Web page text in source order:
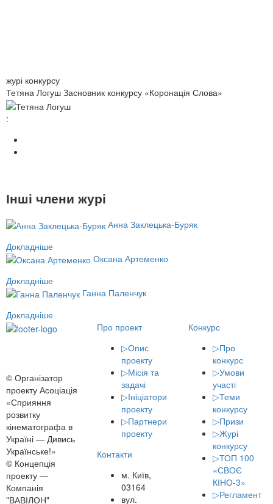
журі конкурсу
Тетяна Логуш Засновник конкурсу «Коронація Слова»
:
Інші члени журі
Анна Заклецька-Буряк
Докладніше
Оксана Артеменко
Докладніше
Ганна Паленчук
Докладніше
© Організатор
проекту Асоціація
«Сприяння
розвитку
кінематографа в
Україні — Дивись
Українське!»
© Концепція
проекту —
Компанія
"ВАВІЛОН"
Про проект
▷Опис
проекту
▷Місія та
задачі
▷Ініціатори
проекту
▷Партнери
проекту
Контакти
м. Київ,
03164
вул.
Конкурс
▷Про
конкурс
▷Умови
участі
▷Теми
конкурсу
▷Призи
▷Журі
конкурсу
▷ТОП 100
«СВОЄ
КІНО-3»
▷Регламент